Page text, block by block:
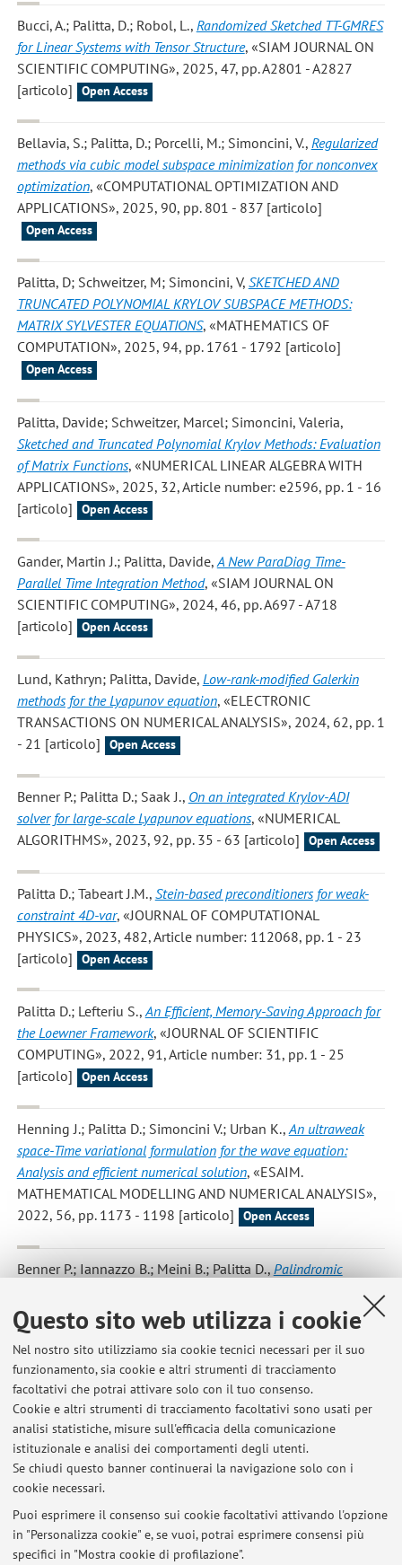
Questo sito web utilizza i cookie
Nel nostro sito utilizziamo sia cookie tecnici necessari per il suo
funzionamento, sia cookie e altri strumenti di tracciamento
facoltativi che potrai attivare solo con il tuo consenso.
Cookie e altri strumenti di tracciamento facoltativi sono usati per
analisi statistiche, misure sull'efficacia della comunicazione
istituzionale e analisi dei comportamenti degli utenti.
Se chiudi questo banner continuerai la navigazione solo con i
cookie necessari.
Puoi esprimere il consenso sui cookie facoltativi attivando l'opzione
in "Personalizza cookie" e, se vuoi, potrai esprimere consensi più
specifici in "Mostra cookie di profilazione".
Bucci, A.; Palitta, D.; Robol, L., Randomized Sketched TT-GMRES
for Linear Systems with Tensor Structure, «SIAM JOURNAL ON
SCIENTIFIC COMPUTING», 2025, 47, pp. A2801 - A2827
[articolo]
Open Access
Bellavia, S.; Palitta, D.; Porcelli, M.; Simoncini, V., Regularized
methods via cubic model subspace minimization for nonconvex
optimization, «COMPUTATIONAL OPTIMIZATION AND
APPLICATIONS», 2025, 90, pp. 801 - 837 [articolo]
Open Access
Palitta, D; Schweitzer, M; Simoncini, V, SKETCHED AND
TRUNCATED POLYNOMIAL KRYLOV SUBSPACE METHODS:
MATRIX SYLVESTER EQUATIONS, «MATHEMATICS OF
COMPUTATION», 2025, 94, pp. 1761 - 1792 [articolo]
Open Access
Palitta, Davide; Schweitzer, Marcel; Simoncini, Valeria,
Sketched and Truncated Polynomial Krylov Methods: Evaluation
of Matrix Functions, «NUMERICAL LINEAR ALGEBRA WITH
APPLICATIONS», 2025, 32, Article number: e2596, pp. 1 - 16
[articolo]
Open Access
Gander, Martin J.; Palitta, Davide, A New ParaDiag Time-
Parallel Time Integration Method, «SIAM JOURNAL ON
SCIENTIFIC COMPUTING», 2024, 46, pp. A697 - A718
[articolo]
Open Access
Lund, Kathryn; Palitta, Davide, Low-rank-modified Galerkin
methods for the Lyapunov equation, «ELECTRONIC
TRANSACTIONS ON NUMERICAL ANALYSIS», 2024, 62, pp. 1
- 21 [articolo]
Open Access
Benner P.; Palitta D.; Saak J., On an integrated Krylov-ADI
solver for large-scale Lyapunov equations, «NUMERICAL
ALGORITHMS», 2023, 92, pp. 35 - 63 [articolo]
Open Access
Palitta D.; Tabeart J.M., Stein-based preconditioners for weak-
constraint 4D-var, «JOURNAL OF COMPUTATIONAL
PHYSICS», 2023, 482, Article number: 112068, pp. 1 - 23
[articolo]
Open Access
Palitta D.; Lefteriu S.,An Efficient, Memory-Saving Approach for
the Loewner Framework, «JOURNAL OF SCIENTIFIC
COMPUTING», 2022, 91, Article number: 31, pp. 1 - 25
[articolo]
Open Access
Henning J.; Palitta D.; Simoncini V.; Urban K.,An ultraweak
space-Time variational formulation for the wave equation:
Analysis and efficient numerical solution, «ESAIM.
MATHEMATICAL MODELLING AND NUMERICAL ANALYSIS»,
2022, 56, pp. 1173 - 1198 [articolo]
Open Access
Benner P.; Iannazzo B.; Meini B.; Palitta D., Palindromic
T -Riccati equations
, «BIT NUMERICAL MATHEMATICS»,
2022, 62, pp. 1649 - 1672 [articolo] Open Access
1 2
Pubblicazioni antecedenti il 2004
Ultimi avvisi